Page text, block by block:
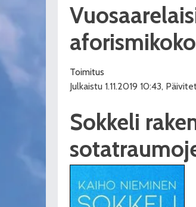
Toimitus
Julkaistu 1.11.2019 10:43,
Sokkeli